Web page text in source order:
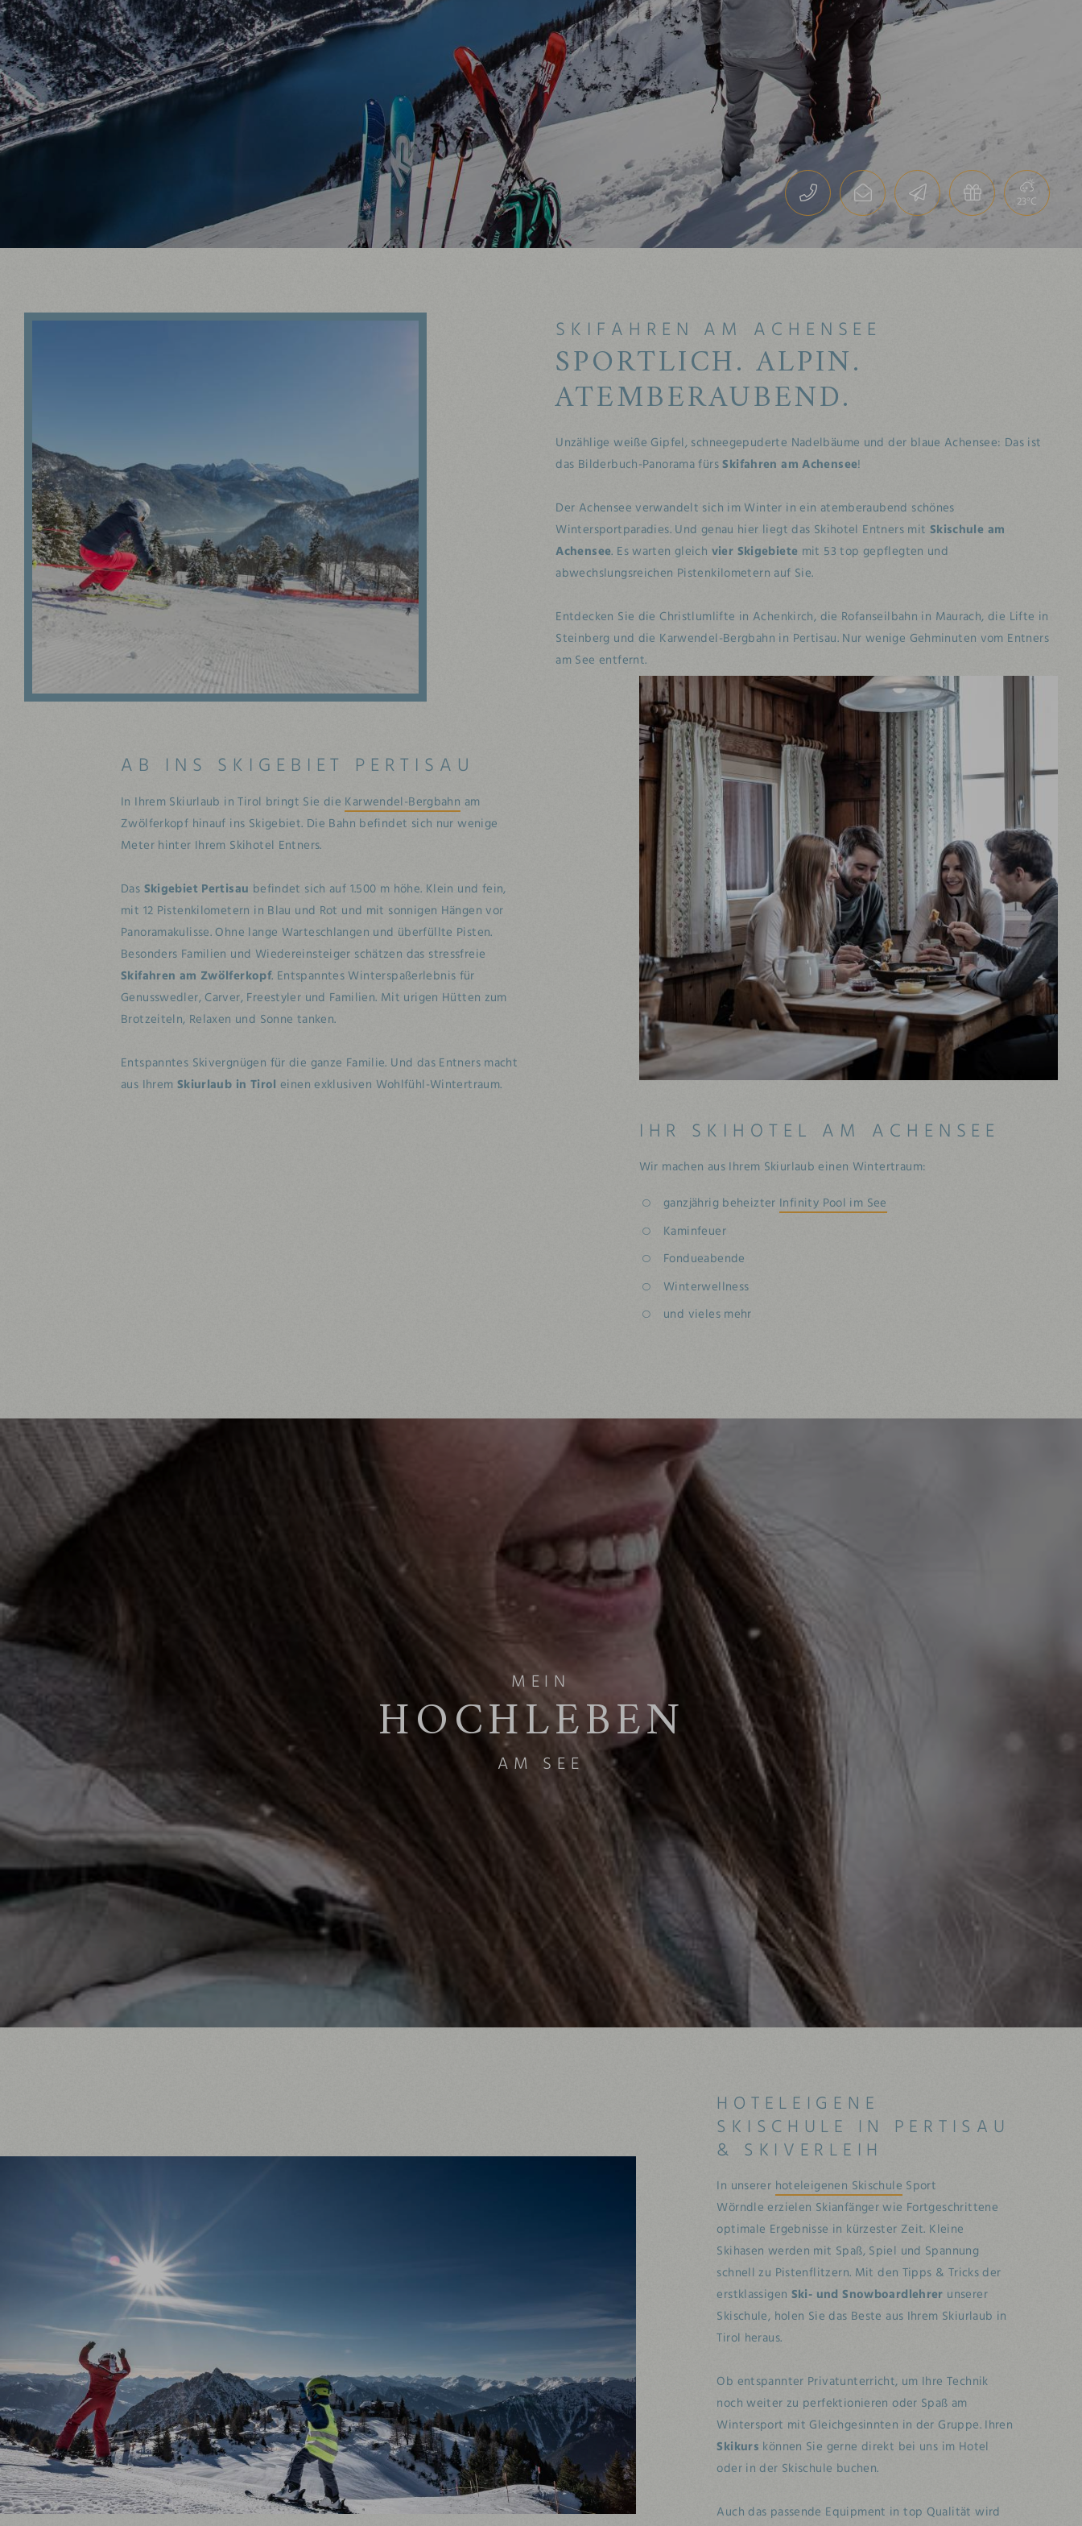
23°C
SKIFAHREN AM ACHENSEE
SPORTLICH. ALPIN.
ATEMBERAUBEND.
Unzählige weiße Gipfel, schneegepuderte Nadelbäume und der blaue Achensee: Das ist
das Bilderbuch-Panorama fürsSkifahren am Achensee!
Der Achensee verwandelt sich im Winter in ein atemberaubend schönes
Wintersportparadies. Und genau hier liegt das Skihotel Entners mit Skischule am
Achensee. Es warten gleich vier Skigebiete mit 53 top gepflegten und
abwechslungsreichen Pistenkilometern auf Sie.
Entdecken Sie die Christlumlifte in Achenkirch, die Rofanseilbahn in Maurach, die Lifte in
Steinberg und die Karwendel-Bergbahn in Pertisau. Nur wenige Gehminuten vom Entners
am See entfernt.
AB INS SKIGEBIET PERTISAU
In Ihrem Skiurlaub in Tirol bringt Sie die Karwendel-Bergbahn am
Zwölferkopf hinauf ins Skigebiet. Die Bahn befindet sich nur wenige
Meter hinter Ihrem Skihotel Entners.
Das Skigebiet Pertisau befindet sich auf 1.500 m höhe. Klein und fein,
mit 12 Pistenkilometern in Blau und Rot und mit sonnigen Hängen vor
Panoramakulisse. Ohne lange Warteschlangen und überfüllte Pisten.
Besonders Familien und Wiedereinsteiger schätzen das stressfreie
Skifahren am Zwölferkopf. Entspanntes Winterspaßerlebnis für
Genusswedler, Carver, Freestyler und Familien. Mit urigen Hütten zum
Brotzeiteln, Relaxen und Sonne tanken.
Entspanntes Skivergnügen für die ganze Familie. Und das Entners macht
aus Ihrem Skiurlaub in Tirol einen exklusiven Wohlfühl-Wintertraum.
IHR SKIHOTEL AM ACHENSEE
Wir machen aus Ihrem Skiurlaub einen Wintertraum:
ganzjährig beheizter Infinity Pool im See
Kaminfeuer
Fondueabende
Winterwellness
und vieles mehr
MEIN
HOCHLEBEN
AM SEE
HOTELEIGENE
SKISCHULE IN PERTISAU
& SKIVERLEIH
In unserer hoteleigenen Skischule Sport
Wörndle erzielen Skianfänger wie Fortgeschrittene
optimale Ergebnisse in kürzester Zeit. Kleine
Skihasen werden mit Spaß, Spiel und Spannung
schnell zu Pistenflitzern. Mit den Tipps & Tricks der
erstklassigen Ski- und Snowboardlehrer unserer
Skischule, holen Sie das Beste aus Ihrem Skiurlaub in
Tirol heraus.
Ob entspannter Privatunterricht, um Ihre Technik
noch weiter zu perfektionieren oder Spaß am
Wintersport mit Gleichgesinnten in der Gruppe. Ihren
Skikurs können Sie gerne direkt bei uns im Hotel
oder in der Skischule buchen.
Auch das passende Equipment in top Qualität wird